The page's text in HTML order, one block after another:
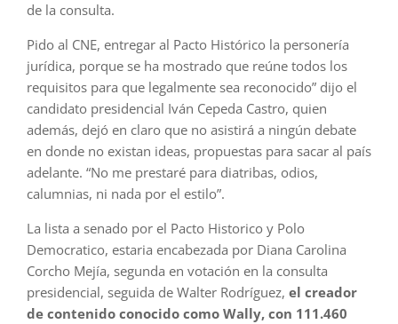
de la consulta.
Pido al CNE, entregar al Pacto Histórico la personería
jurídica, porque se ha mostrado que reúne todos los
requisitos para que legalmente sea reconocido” dijo el
candidato presidencial Iván Cepeda Castro, quien
además, dejó en claro que no asistirá a ningún debate
en donde no existan ideas, propuestas para sacar al país
adelante. “No me prestaré para diatribas, odios,
calumnias, ni nada por el estilo”.
La lista a senado por el Pacto Historico y Polo
Democratico, estaria encabezada por Diana Carolina
Corcho Mejía, segunda en votación en la consulta
presidencial, seguida de Walter Rodríguez, el creador
de contenido conocido como Wally, con 111.460